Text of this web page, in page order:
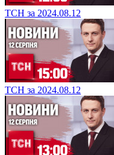
ТСН за 2024.08.12
ТСН за 2024.08.12